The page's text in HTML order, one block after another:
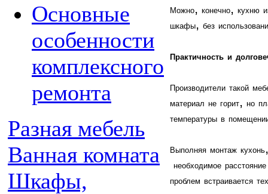
Основные
особенности
комплексного
ремонта
Разная мебель
Ванная комната
Шкафы,
Можно, конечно, кухню
шкафы, без
Практичность и
Производители такой
материал не горит, но
температуры в
Выполняя монтаж кухонь
необходимое расстояние
проблем встраивается